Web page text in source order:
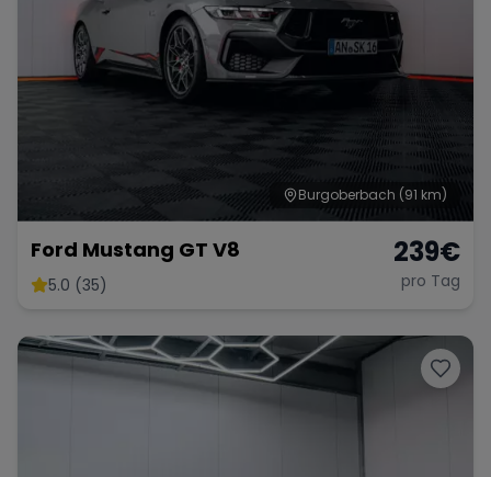
Burgoberbach (91 km)
Ford Mustang GT V8
5.0 (35)
239€
pro Tag